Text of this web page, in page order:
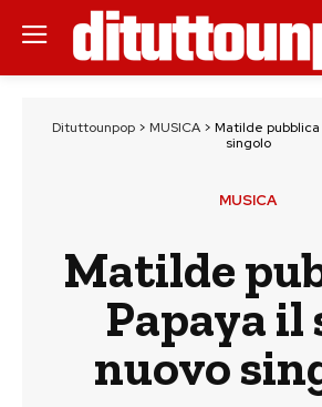
Dituttounpop> MUSICA> Matilde pubblica
singolo
MUSICA
Matilde
Papaya il
nuovo